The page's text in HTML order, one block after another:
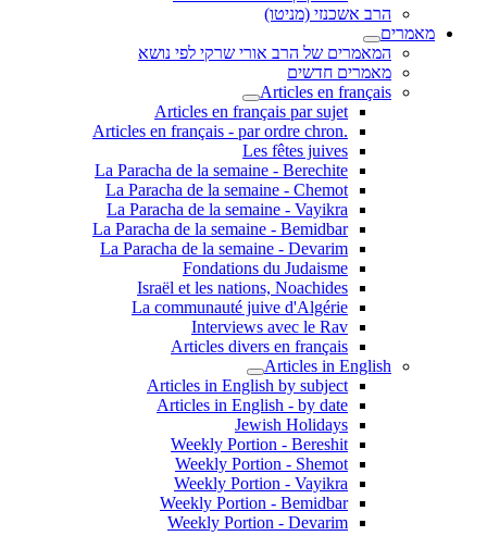
הרב אשכנזי (מניטו)
מאמרים
המאמרים של הרב אורי שרקי לפי נושא
מאמרים חדשים
Articles en français
Articles en français par sujet
.Articles en français - par ordre chron
Les fêtes juives
La Paracha de la semaine - Berechite
La Paracha de la semaine - Chemot
La Paracha de la semaine - Vayikra
La Paracha de la semaine - Bemidbar
La Paracha de la semaine - Devarim
Fondations du Judaisme
Israël et les nations, Noachides
La communauté juive d'Algérie
Interviews avec le Rav
Articles divers en français
Articles in English
Articles in English by subject
Articles in English - by date
Jewish Holidays
Weekly Portion - Bereshit
Weekly Portion - Shemot
Weekly Portion - Vayikra
Weekly Portion - Bemidbar
Weekly Portion - Devarim